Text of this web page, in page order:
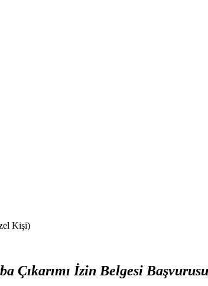
Kişi)
Çıkarımı İzin Belgesi